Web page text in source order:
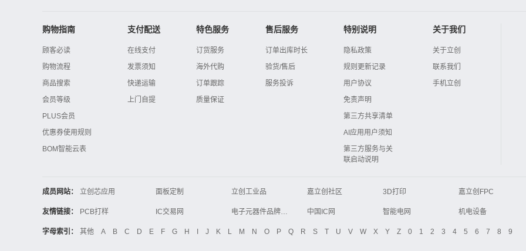
购物指南
顾客必读
购物流程
商品搜索
会员等级
PLUS会员
优惠券使用规则
BOM智能云表
支付配送
在线支付
发票须知
快递运输
上门自提
特色服务
订货服务
海外代购
订单跟踪
质量保证
售后服务
订单出库时长
验货/售后
服务投诉
特别说明
隐私政策
规则更新记录
用户协议
免责声明
第三方共享清单
AI应用用户须知
第三方服务与关
联启动说明
关于我们
关于立创
联系我们
手机立创
成员网站： 立创芯应用 面板定制 立创工业品 嘉立创社区 3D打印
嘉立创FPC
立创电子设计大赛
立创开源硬件 ZXHPCB
友情链接： PCB打样 IC交易网 电子元器件品牌大全 中国IC网 智能电网
机电设备
电子技术应用
21icsearch 电子展 液晶屏交易中心 中国包装网
电子元器件查询
字母索引： 其他 A B C D E F G H J K L M N O P Q R S T U V W X Y Z 0 1 2 3 4 5 6 7 8 9